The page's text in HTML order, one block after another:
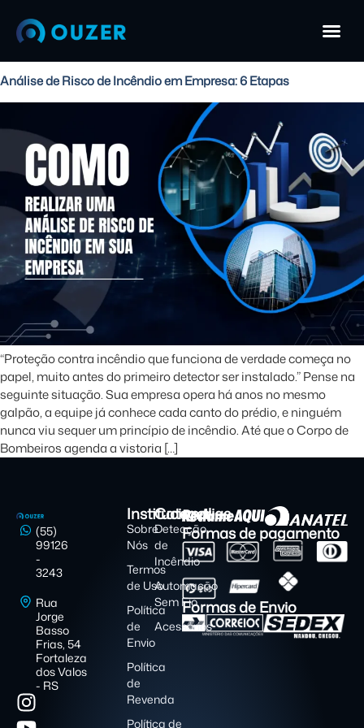
Análise de Risco de Incêndio em Empresa: 6 Etapas
“Proteção contra incêndio que funciona de verdade começa no
papel, muito antes do primeiro detector ser instalado.” Pense na
seguinte situação. Sua empresa opera há anos no mesmo
galpão, a equipe já conhece cada canto do prédio, e ninguém
nunca viu sequer um princípio de incêndio. Até que o Corpo de
Bombeiros agenda a vistoria […]
(55)
99126
-
3243
Rua
Jorge
Basso
Frias, 54
Fortaleza
dos Valos
- RS
Institucional
Sobre
Nós
Termos
de Uso
Política
de
Envio
Política
de
Revenda
Política de
Categorias
Detecção
de
Incêndio
Automação
Sem Fio
Acessórios
Formas de pagamento
Formas de Envio